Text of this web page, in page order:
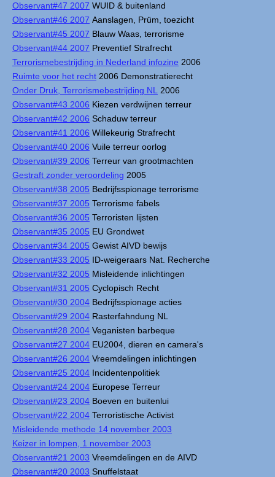
Observant#47 2007 WUID & buitenland
Observant#46 2007 Aanslagen, Prüm, toezicht
Observant#45 2007 Blauw Waas, terrorisme
Observant#44 2007 Preventief Strafrecht
Terrorismebestrijding in Nederland infozine 2006
Ruimte voor het recht 2006 Demonstratierecht
Onder Druk, Terrorismebestrijding NL
2006
Observant#43 2006 Kiezen verdwijnen terreur
Observant#42 2006 Schaduw terreur
Observant#41 2006 Willekeurig Strafrecht
Observant#40 2006 Vuile terreur oorlog
Observant#39 2006 Terreur van grootmachten
Gestraft zonder veroordeling 2005
Observant#38 2005 Bedrijfsspionage terrorisme
Observant#37 2005 Terrorisme fabels
Observant#36 2005 Terroristen lijsten
Observant#35 2005 EU Grondwet
Observant#34 2005 Gewist AIVD bewijs
Observant#33 2005 ID-weigeraars Nat. Recherche
Observant#32 2005 Misleidende inlichtingen
Observant#31 2005 Cyclopisch Recht
Observant#30 2004 Bedrijfsspionage acties
Observant#29 2004 Rasterfahndung NL
Observant#28 2004 Veganisten barbeque
Observant#27 2004 EU2004, dieren en camera's
Observant#26 2004 Vreemdelingen inlichtingen
Observant#25 2004 Incidentenpolitiek
Observant#24 2004 Europese Terreur
Observant#23 2004 Boeven en buitenlui
Observant#22 2004 Terroristische Activist
Misleidende methode 14 november 2003
Keizer in lompen, 1 november 2003
Observant#21 2003 Vreemdelingen en de AIVD
Observant#20 2003 Snuffelstaat